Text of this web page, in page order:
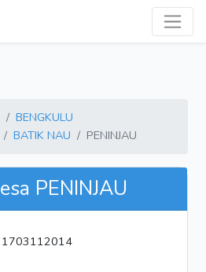
BENGKULU
BATIK NAU PENINJAU
PENINJAU
1703112014